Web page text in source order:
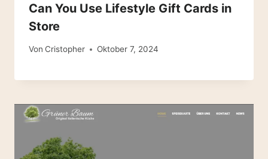
Can You Use Lifestyle Gift Cards in
Store
Von Cristopher Oktober 7, 2024